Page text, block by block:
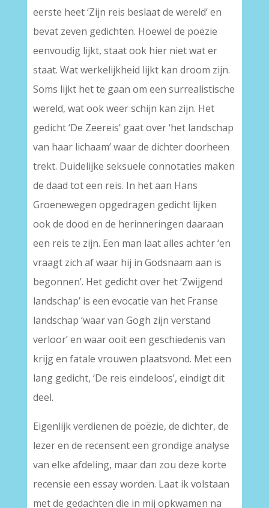
eerste heet ‘Zijn reis beslaat de wereld’ en
bevat zeven gedichten. Hoewel de poëzie
eenvoudig lijkt, staat ook hier niet wat er
staat. Wat werkelijkheid lijkt kan droom zijn.
Soms lijkt het te gaan om een surrealistische
wereld, wat ook weer schijn kan zijn. Het
gedicht ‘De Zeereis’ gaat over ‘het landschap
van haar lichaam’ waar de dichter doorheen
trekt. Duidelijke seksuele connotaties maken
de daad tot een reis. In het aan Hans
Groenewegen opgedragen gedicht lijken
ook de dood en de herinneringen daaraan
een reis te zijn. Een man laat alles achter ‘en
vraagt zich af waar hij in Godsnaam aan is
begonnen’. Het gedicht over het ‘Zwijgend
landschap’ is een evocatie van het Franse
landschap ‘waar van Gogh zijn verstand
verloor’ en waar ooit een geschiedenis van
krijg en fatale vrouwen plaatsvond. Met een
lang gedicht, ‘De reis eindeloos’, eindigt dit
deel.
Eigenlijk verdienen de poëzie, de dichter, de
lezer en de recensent een grondige analyse
van elke afdeling, maar dan zou deze korte
recensie een essay worden. Laat ik volstaan
met de gedachten die in mij opkwamen na